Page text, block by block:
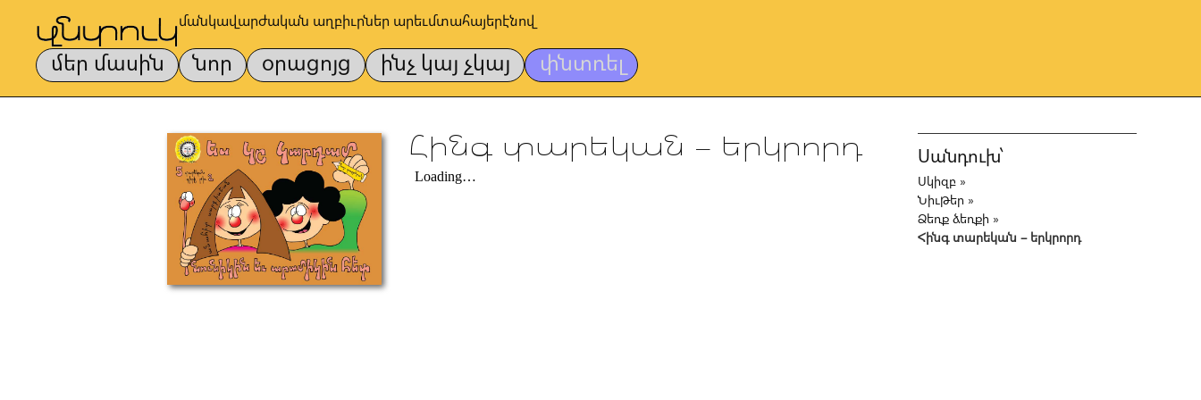
մանկավարժական աղբիւրներ արեւմտահայերէնով
մեր մասին նոր օրացոյց ինչ կայ չկայ փնտռել
Հինգ տարեկան – երկրորդ Սանդուխ՝
Սկիզբ »
Նիւթեր »
Ձեռք ձեռքի »
Հինգ տարեկան – երկրորդ